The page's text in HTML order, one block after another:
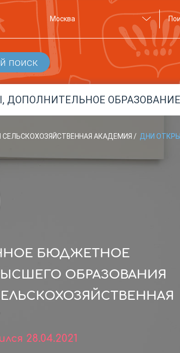
Москва
поиск
ДОПОЛНИТЕЛЬНОЕ ОБРАЗОВАНИЕ
СЕЛЬСКОХОЗЯЙСТВЕННАЯ АКАДЕМИЯ / ДНИ
БЮДЖЕТНОЕ
ОБРАЗОВАНИЯ
28.04.2021